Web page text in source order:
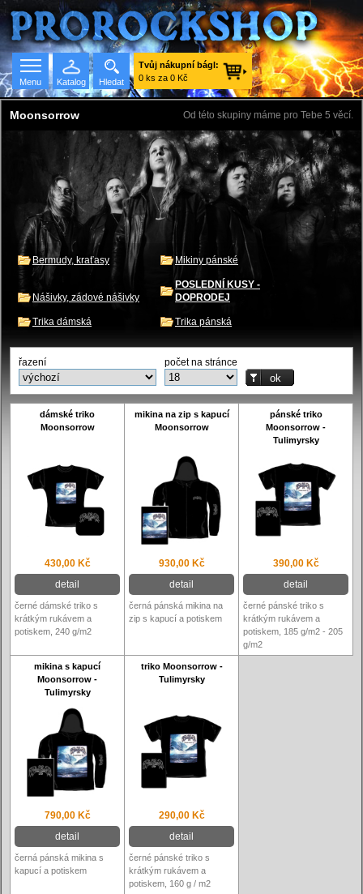
Hledat
Seznam skupin
Menu
Tvůj nákupní bágl:
0 ks za 0 Kč
Od této skupiny máme pro Tebe 5 věcí.
Moonsorrow
Bermudy, kraťasy Mikiny pánské
Nášivky, zádové nášivky
POSLEDNÍ KUSY -
DOPRODEJ
Trika dámská Trika pánská
řazení počet na stránce
dámské triko
Moonsorrow
mikina na zip s kapucí
Moonsorrow
pánské triko
Moonsorrow -
Tulimyrsky
430,00 Kč
detail
930,00 Kč
detail
390,00 Kč
detail
černé dámské triko s
krátkým rukávem a
potiskem, 240 g/m2
černá pánská mikina na
zip s kapucí a potiskem
černé pánské triko s
krátkým rukávem a
potiskem, 185 g/m2 - 205
g/m2
mikina s kapucí
Moonsorrow -
Tulimyrsky
triko Moonsorrow -
Tulimyrsky
790,00 Kč
detail
290,00 Kč
detail
černá pánská mikina s
kapucí a potiskem
černé pánské triko s
krátkým rukávem a
potiskem, 160 g / m2
Katalog